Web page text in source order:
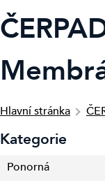
Hlavní stránka
Kategorie
Ponorná